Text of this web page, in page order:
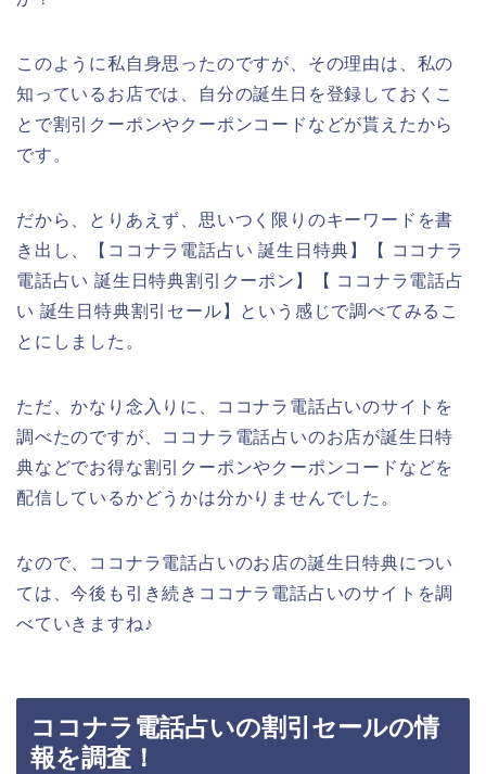
このように私自身思ったのですが、その理由は、私の
知っているお店では、自分の誕生日を登録しておくこ
とで割引クーポンやクーポンコードなどが貰えたから
です。
だから、とりあえず、思いつく限りのキーワードを書
き出し、【ココナラ電話占い 誕生日特典】【 ココナラ
電話占い 誕生日特典割引クーポン】【 ココナラ電話占
い 誕生日特典割引セール】という感じで調べてみるこ
とにしました。
ただ、かなり念入りに、ココナラ電話占いのサイトを
調べたのですが、ココナラ電話占いのお店が誕生日特
典などでお得な割引クーポンやクーポンコードなどを
配信しているかどうかは分かりませんでした。
なので、ココナラ電話占いのお店の誕生日特典につい
ては、今後も引き続きココナラ電話占いのサイトを調
べていきますね♪
ココナラ電話占いの割引セールの情
報を調査！